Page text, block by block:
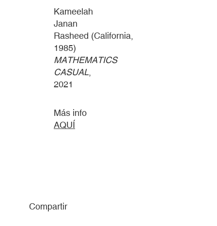
Kameelah
Janan
Rasheed (California,
1985)
MATHEMATICS
CASUAL,
2021
Más info
AQUÍ
Compartir